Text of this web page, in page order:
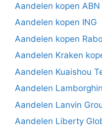
Aandelen kopen ABN
Aandelen kopen ING
Aandelen kopen
Aandelen Kraken
Aandelen Kuaishou
Aandelen
Aandelen Lanvin
Aandelen Liberty